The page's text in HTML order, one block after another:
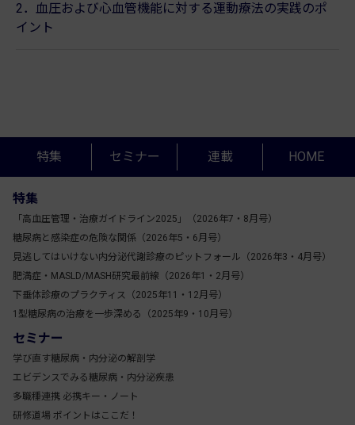
2．血圧および心血管機能に対する運動療法の実践のポ
イント
特集 セミナー 連載 HOME
特集
「高血圧管理・治療ガイドライン2025」（2026年7・8月号）
糖尿病と感染症の危険な関係（2026年5・6月号）
見逃してはいけない内分泌代謝診療のピットフォール（2026年3・4月号）
肥満症・MASLD/MASH研究最前線（2026年1・2月号）
下垂体診療のプラクティス（2025年11・12月号）
1型糖尿病の治療を一歩深める（2025年9・10月号）
セミナー
学び直す糖尿病・内分泌の解剖学
エビデンスでみる糖尿病・内分泌疾患
多職種連携 必携キー・ノート
研修道場 ポイントはここだ！